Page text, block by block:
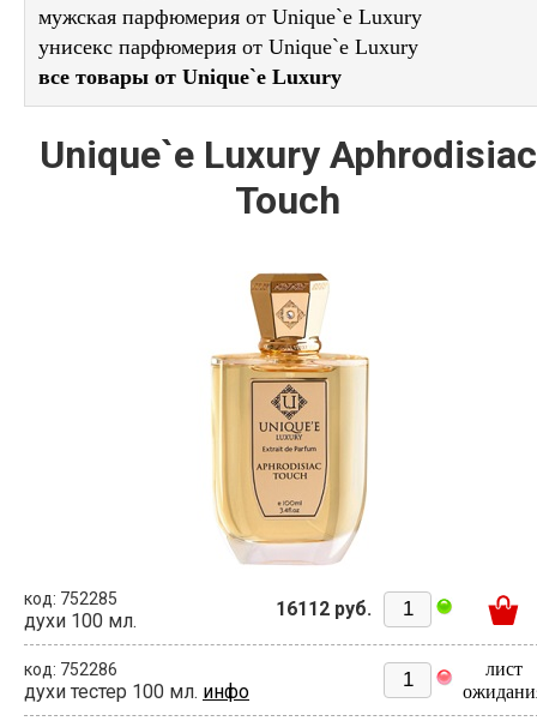
мужская парфюмерия от Unique`e Luxury
унисекс парфюмерия от Unique`e Luxury
все товары от Unique`e Luxury
Unique`e Luxury Aphrodisiac
Touch
код: 752285
духи 100 мл.
16112 руб.
код: 752286
духи тестер 100 мл. инфо
лист